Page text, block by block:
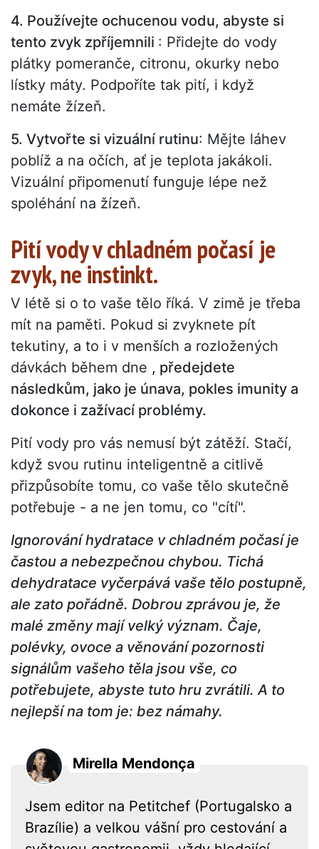
4. Používejte ochucenou vodu, abyste si
tento zvyk zpříjemnili : Přidejte do vody
plátky pomeranče, citronu, okurky nebo
lístky máty. Podpoříte tak pití, i když
nemáte žízeň.
5. Vytvořte si vizuální rutinu: Mějte láhev
poblíž a na očích, ať je teplota jakákoli.
Vizuální připomenutí funguje lépe než
spoléhání na žízeň.
Pití vody v chladném počasí je
zvyk, ne instinkt.
V létě si o to vaše tělo říká. V zimě je třeba
mít na paměti. Pokud si zvyknete pít
tekutiny, a to i v menších a rozložených
dávkách během dne , předejdete
následkům, jako je únava, pokles imunity a
dokonce i zažívací problémy.
Pití vody pro vás nemusí být zátěží. Stačí,
když svou rutinu inteligentně a citlivě
přizpůsobíte tomu, co vaše tělo skutečně
potřebuje - a ne jen tomu, co "cítí".
Ignorování hydratace v chladném počasí je
častou a nebezpečnou chybou. Tichá
dehydratace vyčerpává vaše tělo postupně,
ale zato pořádně. Dobrou zprávou je, že
malé změny mají velký význam. Čaje,
polévky, ovoce a věnování pozornosti
signálům vašeho těla jsou vše, co
potřebujete, abyste tuto hru zvrátili. A to
nejlepší na tom je: bez námahy.
Mirella Mendonça
Jsem editor na Petitchef (Portugalsko a
Brazílie) a velkou vášní pro cestování a